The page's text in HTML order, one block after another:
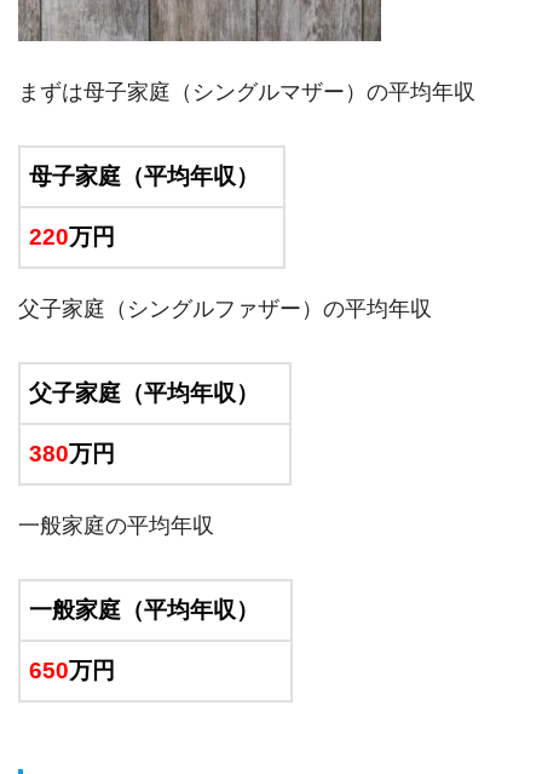
まずは母子家庭（シングルマザー）の平均年収
母子家庭（平均年収）
220万円
父子家庭（シングルファザー）の平均年収
父子家庭（平均年収）
380万円
一般家庭の平均年収
一般家庭（平均年収）
650万円